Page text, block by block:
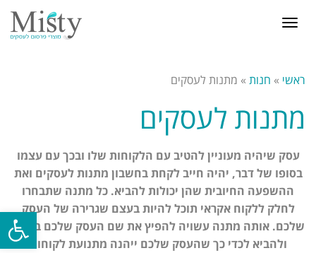
פתח
תפריט
ראשי » חנות » מתנות לעסקים
מתנות לעסקים
עסק שיהיה מעוניין להטיב עם הלקוחות שלו ובכך עם עצמו
בסופו של דבר, יהיה חייב לקחת בחשבון מתנות לעסקים ואת
ההשפעה החיובית שהן יכולות להביא. כל מתנה שתבחרו
לחלק ללקוח אקראי תוכל להיות בעצם שגרירה של העסק
שלכם. אותה מתנה עשויה להפיץ את שם העסק שלכם ברבים
ולהביא לכדי כך שהעסק שלכם ייהנה מתנועת לקוחות